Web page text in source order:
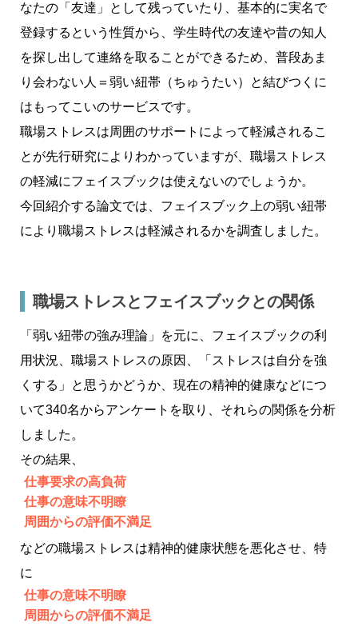
なたの「友達」として残っていたり、基本的に実名で
登録するという性質から、学生時代の友達や昔の知人
を探し出して連絡を取ることができるため、普段あま
り会わない人＝弱い紐帯（ちゅうたい）と結びつくに
はもってこいのサービスです。
職場ストレスは周囲のサポートによって軽減されるこ
とが先行研究によりわかっていますが、職場ストレス
の軽減にフェイスブックは使えないのでしょうか。
今回紹介する論文では、フェイスブック上の弱い紐帯
により職場ストレスは軽減されるかを調査しました。
職場ストレスとフェイスブックとの関係
「弱い紐帯の強み理論」を元に、フェイスブックの利
用状況、職場ストレスの原因、「ストレスは自分を強
くする」と思うかどうか、現在の精神的健康などにつ
いて340名からアンケートを取り、それらの関係を分析
しました。
その結果、
仕事要求の高負荷
仕事の意味不明瞭
周囲からの評価不満足
などの職場ストレスは精神的健康状態を悪化させ、特
に
仕事の意味不明瞭
周囲からの評価不満足